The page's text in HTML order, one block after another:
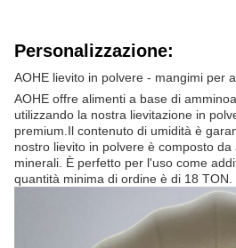
Personalizzazione:
AOHE lievito in polvere - mangimi per
AOHE offre alimenti a base di
utilizzando la nostra lievitazione in
premium.Il contenuto di umidità è
nostro lievito in polvere è composto
minerali. È perfetto per l'uso come
quantità minima di ordine è di 18 TON.